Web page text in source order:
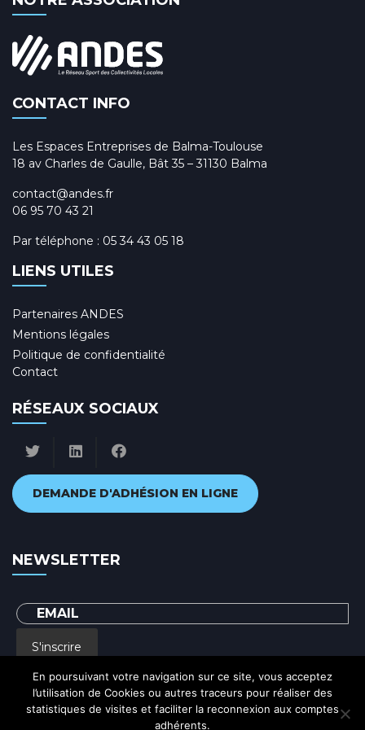
CONTACT INFO
Les Espaces Entreprises de Balma-Toulouse
18 av Charles de Gaulle, Bât 35 – 31130 Balma
contact@andes.fr
06 95 70 43 21
Par téléphone : 05 34 43 05 18
LIENS UTILES
Partenaires ANDES
Mentions légales
Politique de confidentialité
Contact
RÉSEAUX SOCIAUX
DEMANDE D'ADHÉSION EN LIGNE
NEWSLETTER
S'inscrire
En renseignant votre adresse email, vous acceptez de recevoir par courrier
electronique notre lettre d'information et vous prenez connaissance de notre
En poursuivant votre navigation sur ce site, vous acceptez
l’utilisation de Cookies ou autres traceurs pour réaliser des
statistiques de visites et faciliter la reconnexion aux comptes
adhérents.